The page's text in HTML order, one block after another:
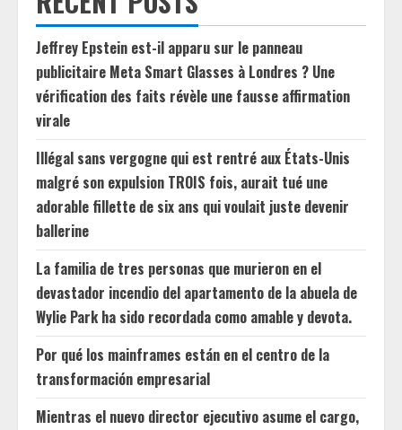
Jeffrey Epstein est-il apparu sur le panneau
publicitaire Meta Smart Glasses à Londres ? Une
vérification des faits révèle une fausse affirmation
virale
Illégal sans vergogne qui est rentré aux États-Unis
malgré son expulsion TROIS fois, aurait tué une
adorable fillette de six ans qui voulait juste devenir
ballerine
La familia de tres personas que murieron en el
devastador incendio del apartamento de la abuela de
Wylie Park ha sido recordada como amable y devota.
Por qué los mainframes están en el centro de la
transformación empresarial
Mientras el nuevo director ejecutivo asume el cargo,